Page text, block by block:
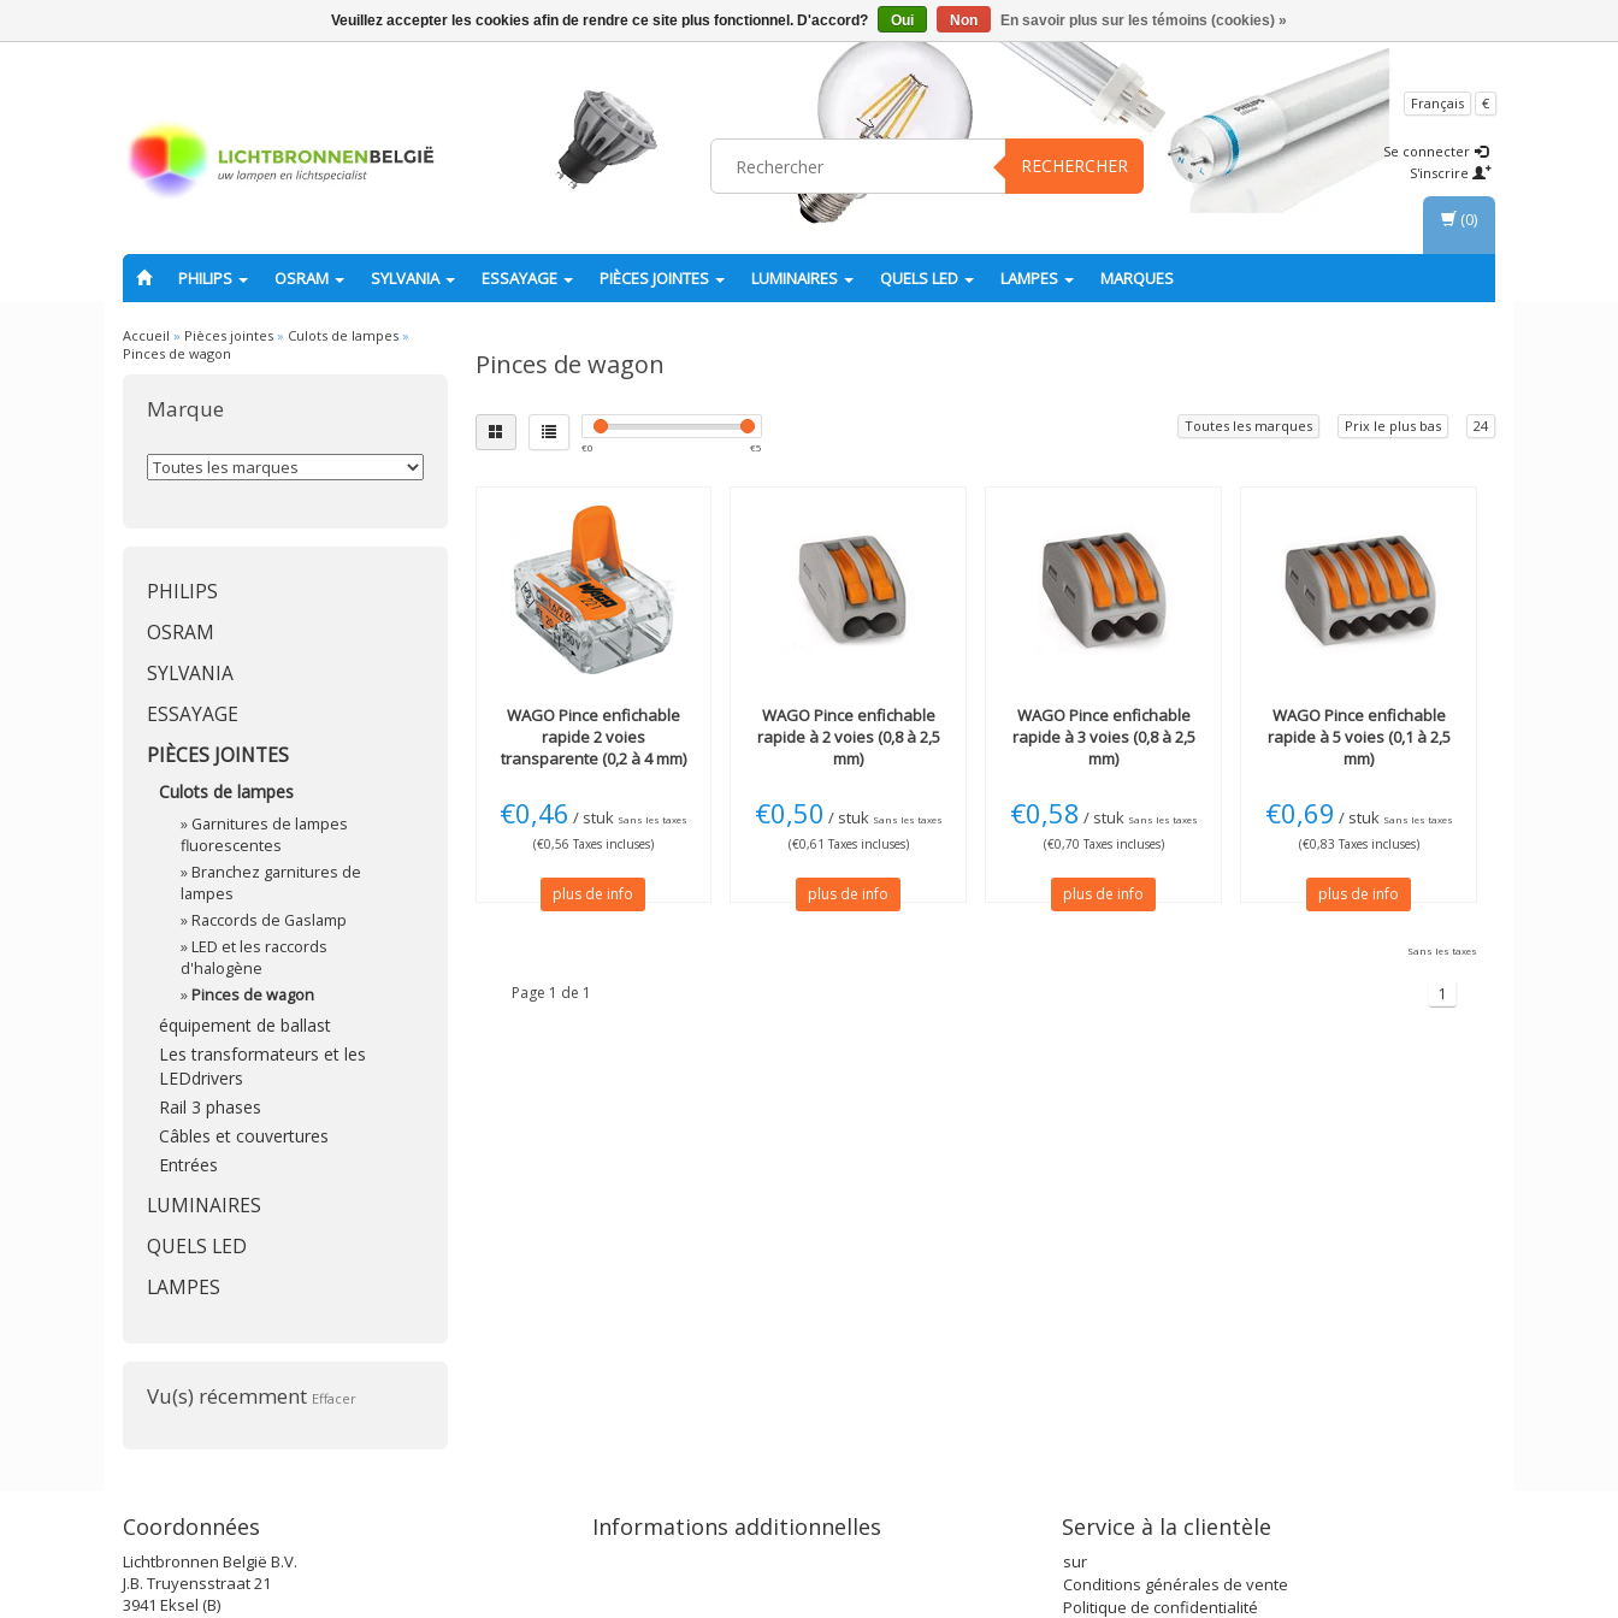
RECHERCHER
Français €
Se connecter
S'inscrire
PHILIPS OSRAM SYLVANIA ESSAYAGE PIÈCES JOINTES LUMINAIRES QUELS LED LAMPES MARQUES
(0)
Accueil » Pièces jointes » Culots de lampes »
Pinces de wagon
Marque
PHILIPS
OSRAM
SYLVANIA
ESSAYAGE
PIÈCES JOINTES
Culots de lampes
» Garnitures de lampes
fluorescentes
»Branchez garnitures de
lampes
»Raccords de Gaslamp
»LED et les raccords
d'halogène
»Pinces de wagon
équipement de ballast
Les transformateurs et les
LEDdrivers
Rail 3 phases
Câbles et couvertures
Entrées
LUMINAIRES
QUELS LED
LAMPES
Vu(s) récemment Effacer
Pinces de wagon
€0 €5
Toutes les marques Prix le plus bas 24
WAGOPince enfichable
rapide 2 voies
transparente (0,2 à 4 mm)
€0,46 / stuk Sans les taxes
(€0,56 Taxes incluses)
plus de info
WAGOPince enfichable
rapide à 2 voies (0,8 à 2,5
mm)
€0,50 / stuk Sans les taxes
(€0,61 Taxes incluses)
plus de info
WAGOPince enfichable
rapide à 3 voies (0,8 à 2,5
mm)
€0,58 / stuk Sans les taxes
(€0,70 Taxes incluses)
plus de info
WAGOPince enfichable
rapide à 5 voies (0,1 à 2,5
mm)
€0,69 / stuk Sans les taxes
(€0,83 Taxes incluses)
plus de info
Sans les taxes
Page 1 de 1 1
Coordonnées
Lichtbronnen België B.V.
J.B. Truyensstraat 21
3941 Eksel (B)
Informations additionnelles Service à la clientèle
sur
Conditions générales de vente
Politique de confidentialité
Veuillez accepter les cookies afin de rendre ce site plus fonctionnel. D'accord? Oui Non En savoir plus sur les témoins (cookies) »